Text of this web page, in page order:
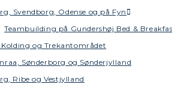
Svendborg, Odense og på Fyn
Teambuilding på Gundershøj Bed &
Kolding og Trekantområdet
Sønderborg og Sønderjylland
Ribe og Vestjylland